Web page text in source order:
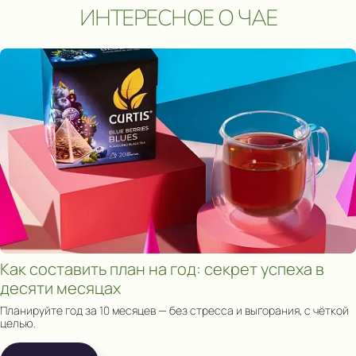
ИНТЕРЕСНОЕ О ЧАЕ
Как составить план на год: секрет успеха в
десяти месяцах
Планируйте год за 10 месяцев — без стресса и выгорания, с чёткой
целью.